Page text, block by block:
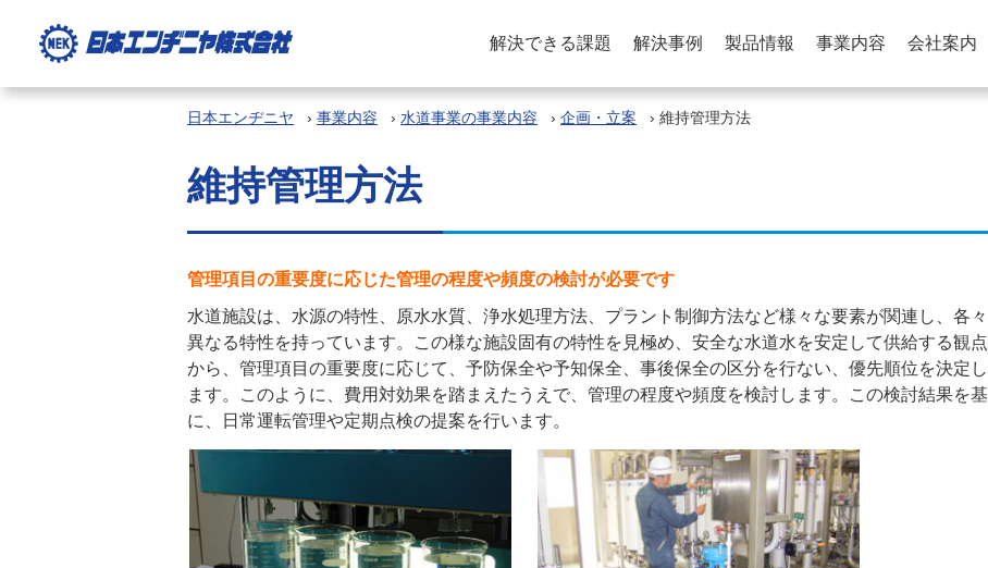
解決できる課題 解決事例 製品情報 事業内容 会社案内
日本エンヂニヤ › 事業内容 › 水道事業の事業内容 › 企画・立案 › 維持管理方法
維持管理方法
管理項目の重要度に応じた管理の程度や頻度の検討が必要です
水道施設は、水源の特性、原水水質、浄水処理方法、プラント制御方法など様々な要素が関連し、各々
異なる特性を持っています。この様な施設固有の特性を見極め、安全な水道水を安定して供給する観点
から、管理項目の重要度に応じて、予防保全や予知保全、事後保全の区分を行ない、優先順位を決定し
ます。このように、費用対効果を踏まえたうえで、管理の程度や頻度を検討します。この検討結果を基
に、日常運転管理や定期点検の提案を行います。